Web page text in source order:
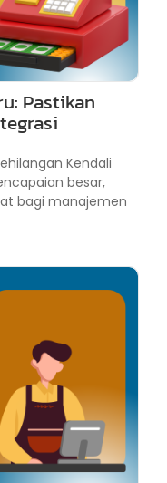
Pastikan
Kendali
besar,
bagi manajemen